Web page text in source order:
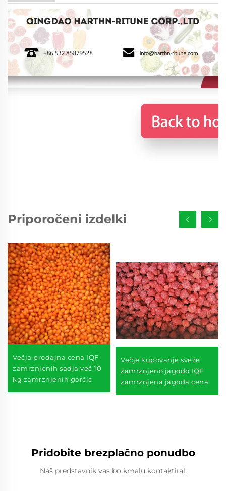
Priporočeni izdelki
Večja prodajna cena IQF
zamrznjenih sadja več 10
kg zamrznjenih gorčic
Večje kupovanje sveže
zamrznjeno jagodo IQF
zamrznjena jagoda cena
Pridobite brezplačno ponudbo
Naš predstavnik vas bo kmalu kontaktiral.